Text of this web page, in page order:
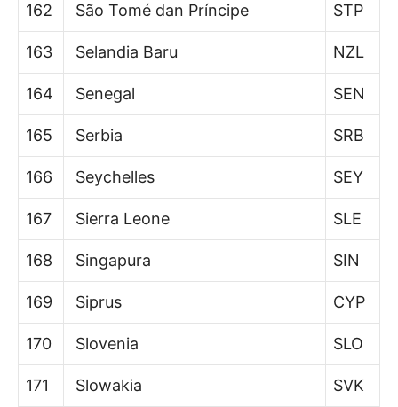
162 São Tomé dan Príncipe STP
163 Selandia Baru NZL
164 Senegal SEN
165 Serbia SRB
166 Seychelles SEY
167 Sierra Leone SLE
168 Singapura SIN
169 Siprus CYP
170 Slovenia SLO
171 Slowakia SVK